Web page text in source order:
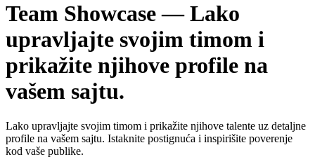
Team Showcase— Lako
upravljajte svojim timom i
prikažite njihove profile na
vašem sajtu.
Lako upravljajte svojim timom i prikažite njihove talente uz detaljne
profile na vašem sajtu. Istaknite postignuća i inspirišite poverenje
kod vaše publike.